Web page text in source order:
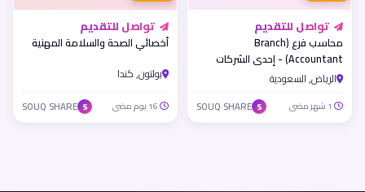
تواصل للتقديم
محاسب فرع (Branch
Accountant) - إحدى الشركات
الرائدة
الرياض, السعودية
S
SOUQ SHARE
تواصل للتقديم
أخصائي الصحة والسلامة المهنية
بولتون, كندا
S
SOUQ SHARE